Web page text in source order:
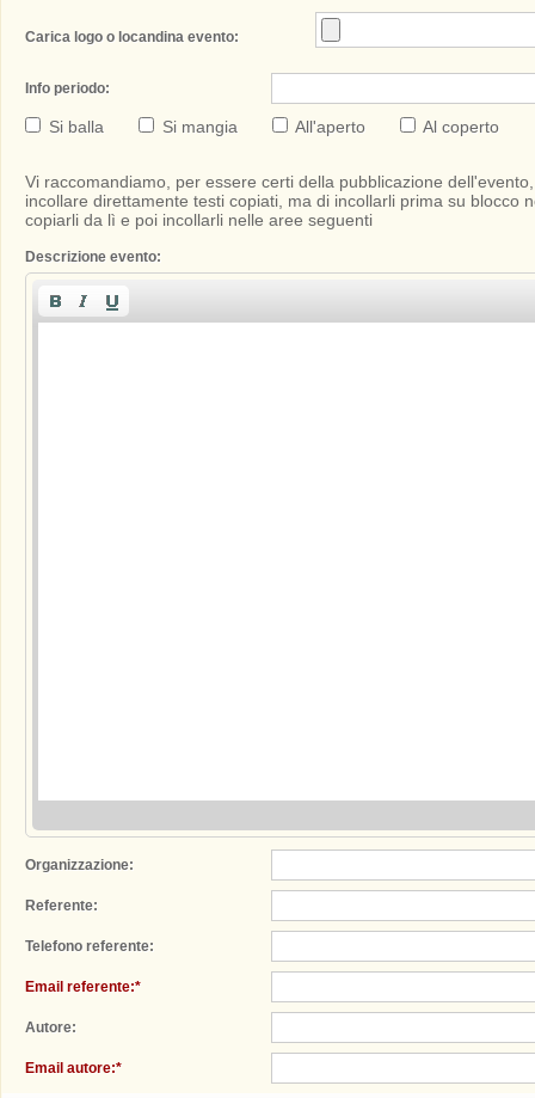
Carica logo o locandina evento:
Info periodo:
Si balla Si mangia All'aperto Al coperto
Vi raccomandiamo, per essere certi della pubblicazione
incollare direttamente testi copiati, ma di incollarli prima su blocco
copiarli da lì e poi incollarli nelle aree seguenti
Descrizione evento:
Organizzazione:
Referente:
Telefono referente:
Email referente:*
Autore:
Email autore:*